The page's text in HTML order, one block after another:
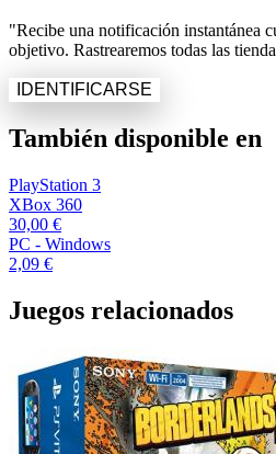
"Recibe una notificación instantánea
objetivo. Rastrearemos todas las
IDENTIFICARSE
También disponible en
PlayStation 3
XBox 360
30,00 €
PC - Windows
2,09 €
Juegos relacionados